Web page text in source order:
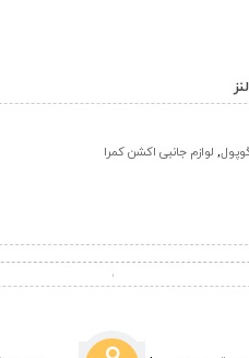
, لوازم جانبی اکشن کمرا